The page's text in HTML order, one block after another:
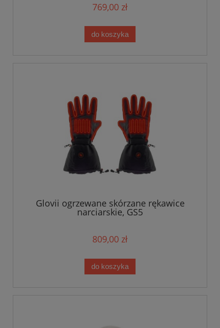
769,00 zł
do koszyka
Glovii ogrzewane skórzane rękawice
narciarskie, GS5
809,00 zł
do koszyka